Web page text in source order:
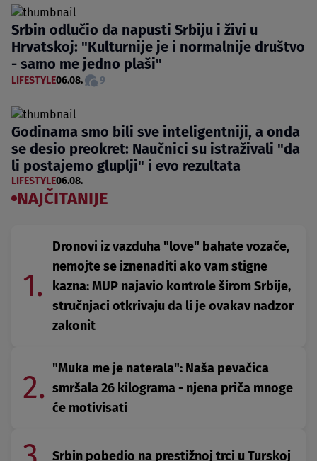
Srbin odlučio da napusti Srbiju i živi u
Hrvatskoj: "Kulturnije je i normalnije društvo
- samo me jedno plaši"
LIFESTYLE06.08. 9
Godinama smo bili sve inteligentniji, a onda
se desio preokret: Naučnici su istraživali "da
li postajemo gluplji" i evo rezultata
LIFESTYLE06.08.
NAJČITANIJE
1.
Dronovi iz vazduha "love" bahate vozače,
nemojte se iznenaditi ako vam stigne
kazna: MUP najavio kontrole širom Srbije,
stručnjaci otkrivaju da li je ovakav nadzor
zakonit
2.
"Muka me je naterala": Naša pevačica
smršala 26 kilograma - njena priča mnoge
će motivisati
Srbin pobedio na prestižnoj trci u Turskoj